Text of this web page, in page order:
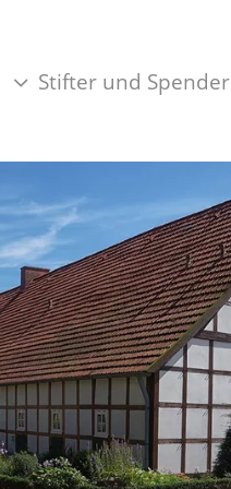
Stifter und Spender